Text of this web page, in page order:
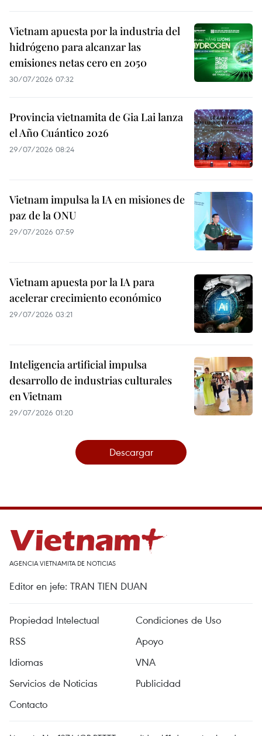
Vietnam apuesta por la industria del
hidrógeno para alcanzar las
emisiones netas cero en 2050
30/07/2026 07:32
Provincia vietnamita de Gia Lai lanza
el Año Cuántico 2026
29/07/2026 08:24
Vietnam impulsa la IA en misiones de
paz de la ONU
29/07/2026 07:59
Vietnam apuesta por la IA para
acelerar crecimiento económico
29/07/2026 03:21
Inteligencia artificial impulsa
desarrollo de industrias culturales
en Vietnam
29/07/2026 01:20
Descargar
AGENCIA VIETNAMITA DE NOTICIAS
Editor en jefe: TRAN TIEN DUAN
Propiedad Intelectual
Condiciones de Uso
RSS
Apoyo
Idiomas
VNA
Servicios de Noticias
Publicidad
Contacto